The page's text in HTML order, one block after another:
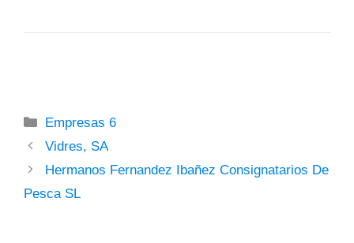
Categorías
Empresas 6
Vidres, SA
Hermanos Fernandez Ibañez Consignatarios De
Pesca SL